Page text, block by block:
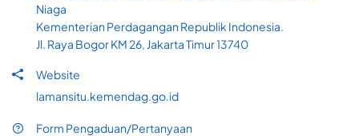
Niaga
Kementerian Perdagangan Republik Indonesia.
Jl. Raya Bogor KM 26, Jakarta Timur 13740
Website
lamansitu.kemendag.go.id
Form Pengaduan/Pertanyaan